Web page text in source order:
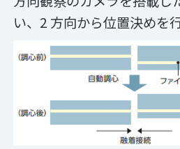
い、2 方向から位置決めを